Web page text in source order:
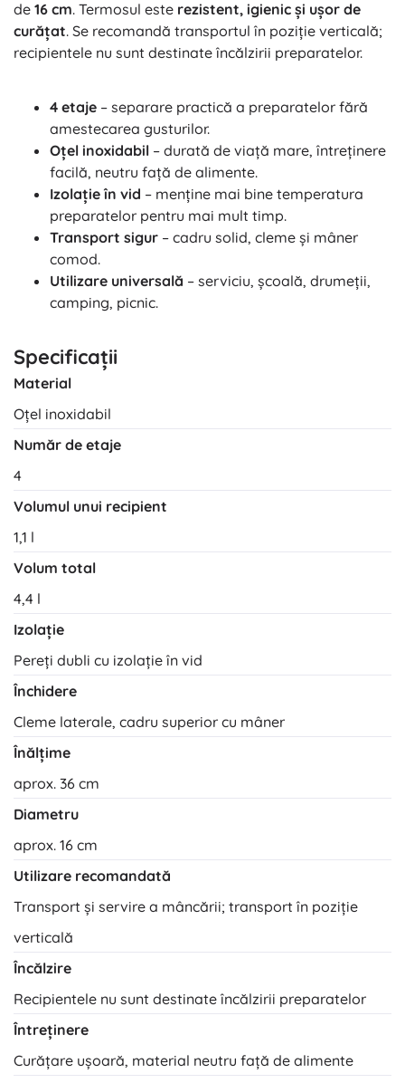
de 16 cm. Termosul este rezistent, igienic și ușor de
curățat. Se recomandă transportul în poziție verticală;
recipientele nu sunt destinate încălzirii preparatelor.
4 etaje – separare practică a preparatelor fără
amestecarea gusturilor.
Oțel inoxidabil – durată de viață mare, întreținere
facilă, neutru față de alimente.
Izolație în vid – menține mai bine temperatura
preparatelor pentru mai mult timp.
Transport sigur – cadru solid, cleme și mâner
comod.
Utilizare universală – serviciu, școală, drumeții,
camping, picnic.
Specificații
Material
Oțel inoxidabil
Număr de etaje
4
Volumul unui recipient
1,1 l
Volum total
4,4 l
Izolație
Pereți dubli cu izolație în vid
Închidere
Cleme laterale, cadru superior cu mâner
Înălțime
aprox. 36 cm
Diametru
aprox. 16 cm
Utilizare recomandată
Transport și servire a mâncării; transport în poziție
verticală
Încălzire
Recipientele nu sunt destinate încălzirii preparatelor
Întreținere
Curățare ușoară, material neutru față de alimente